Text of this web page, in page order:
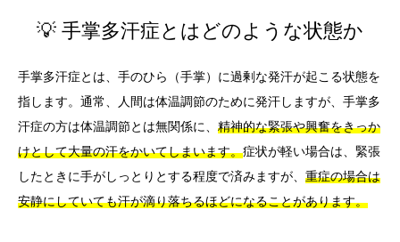
💡 手掌多汗症とはどのような状態か
手掌多汗症とは、手のひら（手掌）に過剰な発汗が起こる状態を
指します。通常、人間は体温調節のために発汗しますが、手掌多
汗症の方は体温調節とは無関係に、 精神的な緊張や興奮をきっか
けとして大量の汗をかいてしまいます。症状が軽い場合は、緊張
したときに手がしっとりとする程度で済みますが、 重症の場合は
安静にしていても汗が滴り落ちるほどになることがあります。